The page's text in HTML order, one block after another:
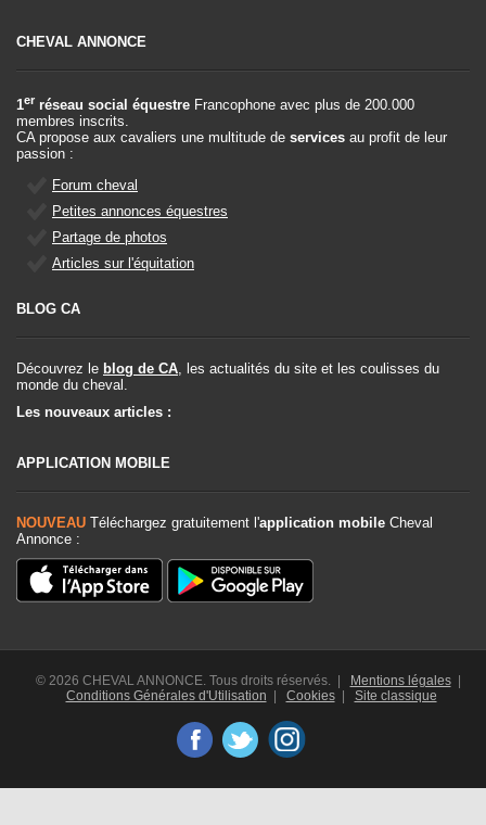
CHEVAL ANNONCE
1er réseau social équestre Francophone avec plus de 200.000
membres inscrits.
CA propose aux cavaliers une multitude de services au profit de leur
passion :
Forum cheval
Petites annonces équestres
Partage de photos
Articles sur l'équitation
BLOG CA
Découvrez le blog de CA, les actualités du site et les coulisses du
monde du cheval.
Les nouveaux articles :
APPLICATION MOBILE
NOUVEAU Téléchargez gratuitement l'application mobile Cheval
Annonce :
© 2026 CHEVAL ANNONCE. Tous droits réservés. | Mentions légales|
Conditions Générales d'Utilisation
Cookies| Site classique